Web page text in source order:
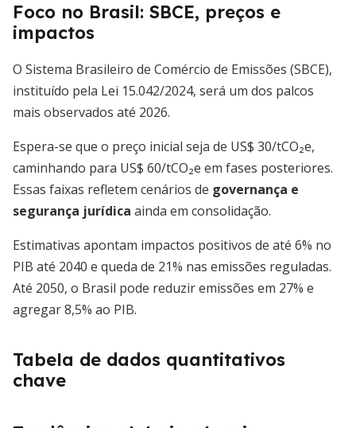
Foco no Brasil: SBCE, preços e
impactos
O Sistema Brasileiro de Comércio de Emissões (SBCE),
instituído pela Lei 15.042/2024, será um dos palcos
mais observados até 2026.
Espera-se que o preço inicial seja de US$ 30/tCO₂e,
caminhando para US$ 60/tCO₂e em fases posteriores.
Essas faixas refletem cenários de governança e
segurança jurídica ainda em consolidação.
Estimativas apontam impactos positivos de até 6% no
PIB até 2040 e queda de 21% nas emissões reguladas.
Até 2050, o Brasil pode reduzir emissões em 27% e
agregar 8,5% ao PIB.
Tabela de dados quantitativos
chave